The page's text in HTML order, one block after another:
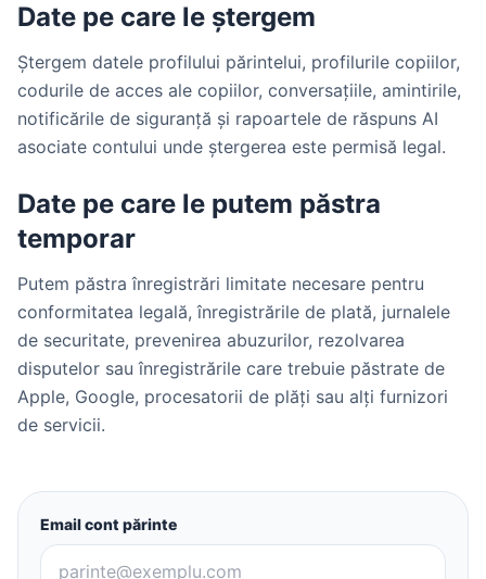
Date pe care le ștergem
Ștergem datele profilului părintelui, profilurile copiilor,
codurile de acces ale copiilor, conversațiile, amintirile,
notificările de siguranță și rapoartele de răspuns AI
asociate contului unde ștergerea este permisă legal.
Date pe care le putem păstra
temporar
Putem păstra înregistrări limitate necesare pentru
conformitatea legală, înregistrările de plată, jurnalele
de securitate, prevenirea abuzurilor, rezolvarea
disputelor sau înregistrările care trebuie păstrate de
Apple, Google, procesatorii de plăți sau alți furnizori
de servicii.
Email cont părinte